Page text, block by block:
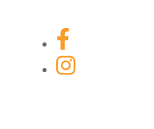
Facebook-Link
Instagram Link